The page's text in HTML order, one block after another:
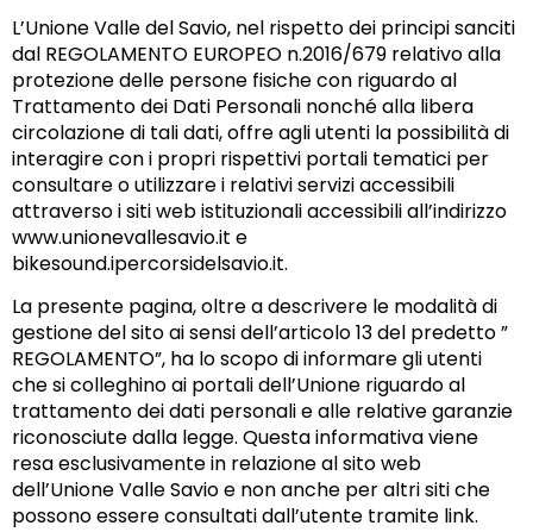
L’Unione Valle del Savio, nel rispetto dei principi sanciti
dal REGOLAMENTO EUROPEO n.2016/679 relativo alla
protezione delle persone fisiche con riguardo al
Trattamento dei Dati Personali nonché alla libera
circolazione di tali dati, offre agli utenti la possibilità di
interagire con i propri rispettivi portali tematici per
consultare o utilizzare i relativi servizi accessibili
attraverso i siti web istituzionali accessibili all’indirizzo
www.unionevallesavio.it e
bikesound.ipercorsidelsavio.it.
La presente pagina, oltre a descrivere le modalità di
gestione del sito ai sensi dell’articolo 13 del predetto ”
REGOLAMENTO”, ha lo scopo di informare gli utenti
che si colleghino ai portali dell’Unione riguardo al
trattamento dei dati personali e alle relative garanzie
riconosciute dalla legge. Questa informativa viene
resa esclusivamente in relazione al sito web
dell’Unione Valle Savio e non anche per altri siti che
possono essere consultati dall’utente tramite link.